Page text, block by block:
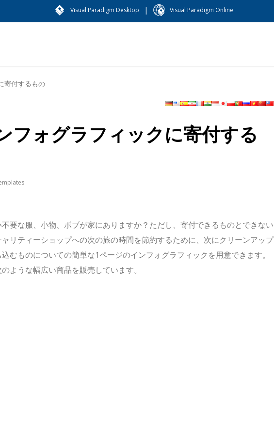
Visual Paradigm Desktop | Visual Paradigm Online
寄付するもの
フォグラフィックに寄付する
要な服、小物、ボブが家にありますか？ただし、寄付できるものとできない
リティーショップへの次の旅の時間を節約するために、次にクリーンアップ
むものについての簡単な1ページのインフォグラフィックを用意できます。
ような幅広い商品を販売しています。